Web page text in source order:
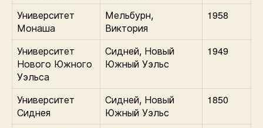
Университет
Монаша
Мельбурн,
Виктория
1958
Университет
Нового Южного
Уэльса
Сидней, Новый
Южный Уэльс
1949
Университет
Сиднея
Сидней, Новый
Южный Уэльс
1850